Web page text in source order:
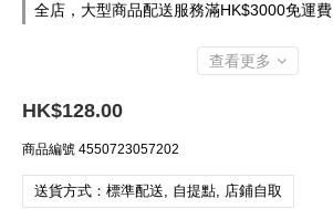
全店，大型商品配送服務滿HK$3000免運費
查看更多
HK$128.00
商品編號 4550723057202
送貨方式：標準配送, 自提點, 店鋪自取